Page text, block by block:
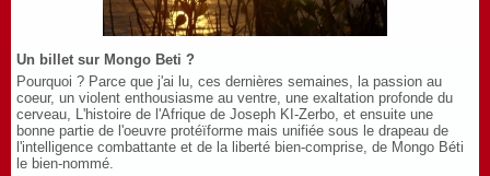
Un billet sur Mongo Beti ?
Pourquoi ? Parce que j'ai lu, ces dernières semaines, la passion au
coeur, un violent enthousiasme au ventre, une exaltation profonde du
cerveau, L'histoire de l'Afrique de Joseph KI-Zerbo, et ensuite une
bonne partie de l'oeuvre protéïforme mais unifiée sous le drapeau de
l'intelligence combattante et de la liberté bien-comprise, de Mongo Béti
le bien-nommé.